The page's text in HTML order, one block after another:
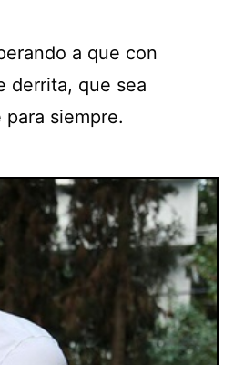
a que con
derrita, que sea
siempre.